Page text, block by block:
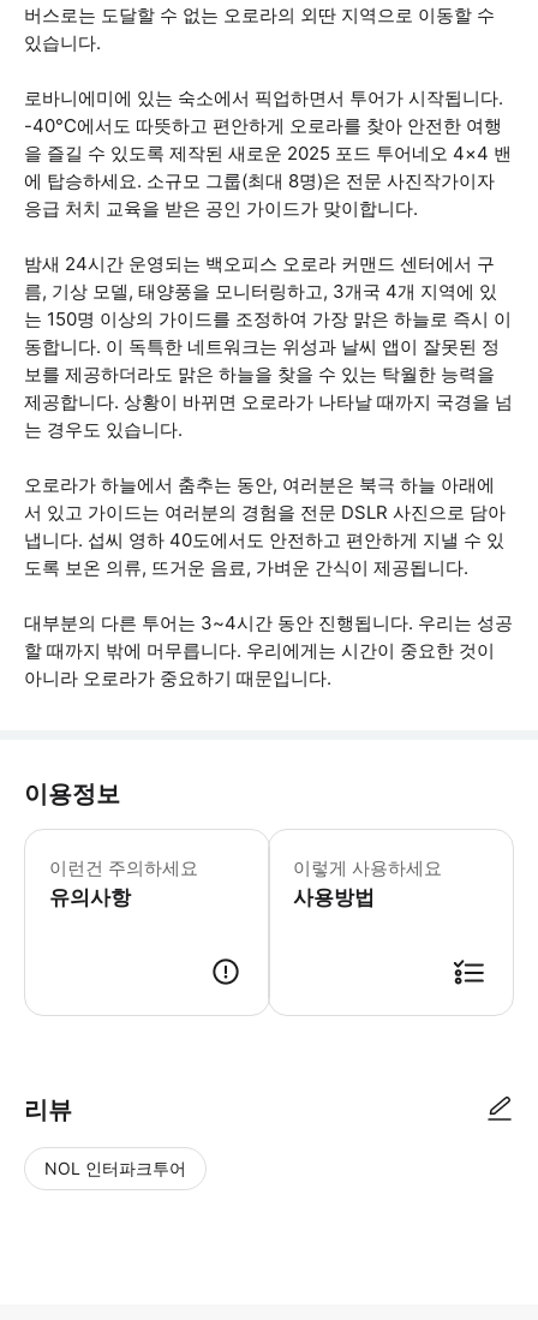
버스로는 도달할 수 없는 오로라의 외딴 지역으로 이동할 수
있습니다.
로바니에미에 있는 숙소에서 픽업하면서 투어가 시작됩니다.
-40°C에서도 따뜻하고 편안하게 오로라를 찾아 안전한 여행
을 즐길 수 있도록 제작된 새로운 2025 포드 투어네오 4×4 밴
에 탑승하세요. 소규모 그룹(최대 8명)은 전문 사진작가이자
응급 처치 교육을 받은 공인 가이드가 맞이합니다.
밤새 24시간 운영되는 백오피스 오로라 커맨드 센터에서 구
름, 기상 모델, 태양풍을 모니터링하고, 3개국 4개 지역에 있
는 150명 이상의 가이드를 조정하여 가장 맑은 하늘로 즉시 이
동합니다. 이 독특한 네트워크는 위성과 날씨 앱이 잘못된 정
보를 제공하더라도 맑은 하늘을 찾을 수 있는 탁월한 능력을
제공합니다. 상황이 바뀌면 오로라가 나타날 때까지 국경을 넘
는 경우도 있습니다.
오로라가 하늘에서 춤추는 동안, 여러분은 북극 하늘 아래에
서 있고 가이드는 여러분의 경험을 전문 DSLR 사진으로 담아
냅니다. 섭씨 영하 40도에서도 안전하고 편안하게 지낼 수 있
도록 보온 의류, 뜨거운 음료, 가벼운 간식이 제공됩니다.
대부분의 다른 투어는 3~4시간 동안 진행됩니다. 우리는 성공
할 때까지 밖에 머무릅니다. 우리에게는 시간이 중요한 것이
아니라 오로라가 중요하기 때문입니다.
이용정보
이런건 주의하세요
유의사항
우리는 북극광을 볼 수 있는 최대의
이렇게 사용하세요
사용방법
리뷰
NOL 인터파크투어